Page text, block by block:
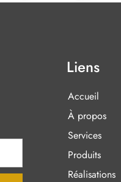
Liens
Accueil
À propos
Services
Produits
Réalisations